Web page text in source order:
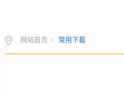
网站首页 > 常用下载